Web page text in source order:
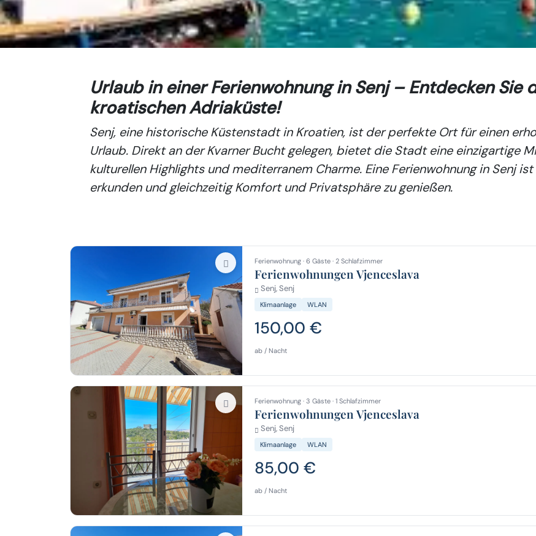
Urlaub in einer Ferienwohnung in Senj – Entdecken Sie
kroatischen Adriaküste!
Senj, eine historische Küstenstadt in Kroatien, ist der perfekte Ort für einen
Urlaub. Direkt an der Kvarner Bucht gelegen, bietet die Stadt eine einzigartige
kulturellen Highlights und mediterranem Charme. EineFerienwohnung in Senjist
erkunden und gleichzeitig Komfort und Privatsphäre zu genießen.
Ferienwohnung · 6 Gäste · 2 Schlafzimmer
Ferienwohnungen Vjenceslava
Senj, Senj
Klimaanlage WLAN
150,00 €
ab / Nacht
Ferienwohnung · 3 Gäste · 1 Schlafzimmer
Ferienwohnungen Vjenceslava
Senj, Senj
Klimaanlage WLAN
85,00 €
ab / Nacht